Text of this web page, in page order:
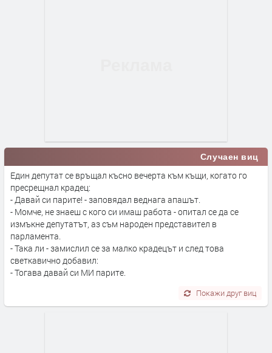
Случаен виц
Един депутат се връщал късно вечерта към къщи, когато го
пресрещнал крадец:
- Давай си парите! - заповядал веднага апашът.
- Момче, не знаеш с кого си имаш работа - опитал се да се
измъкне депутатът, аз съм народен представител в
парламента.
- Така ли - замислил се за малко крадецът и след това
светкавично добавил:
- Тогава давай си МИ парите.
Покажи друг виц